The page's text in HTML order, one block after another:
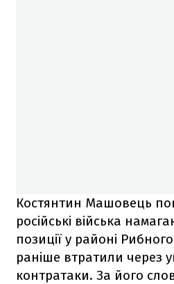
Костянтин Машовець
російські війська
позиції у районі
раніше втратили через
контратаки. За його